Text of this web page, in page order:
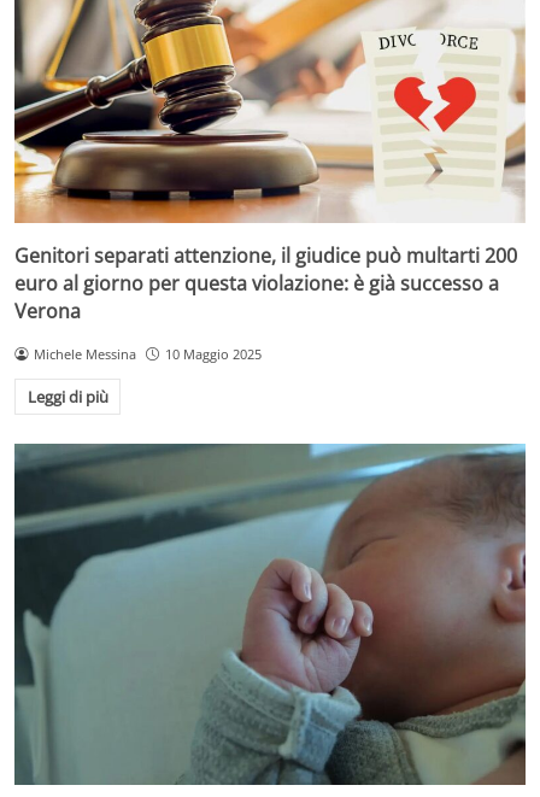
Genitori separati attenzione, il giudice può multarti 200
euro al giorno per questa violazione: è già successo a
Verona
Michele Messina 10 Maggio 2025
Leggi di più